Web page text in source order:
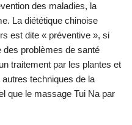
des maladies, la
La diététique chinoise
est dite « préventive », si
des problèmes de santé
traitement par les plantes et
techniques de la
que le massage Tui Na par